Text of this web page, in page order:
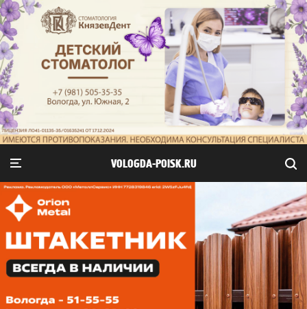
VOLOGDA-POISK.RU